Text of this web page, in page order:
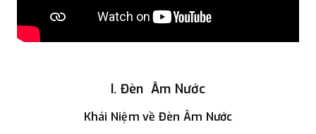
I. Đèn Âm Nước
Khái Niệm về Đèn Âm Nước